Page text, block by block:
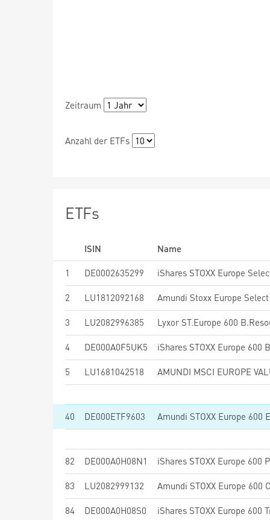
Zeitraum
Anzahl der ETFs
ETFs
ISIN
Name
1
DE0002635299 iShares STOXX Europe
2 LU1812092168
3 LU2082996385 Lyxor ST.Europe 600
4 DE000A0F5UK5
5 LU1681042518 AMUNDI MSCI EUROPE
40 DE000ETF9603 Amundi STOXX Europe 600
82 DE000A0H08N1
83 LU2082999132
84 DE000A0H08S0